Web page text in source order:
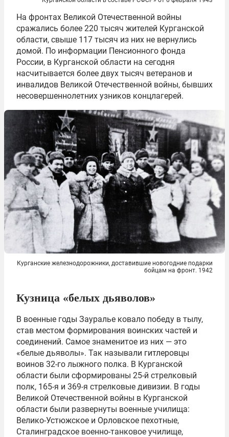
На фронтах Великой Отечественной войны
сражались более 220 тысяч жителей Курганской
области, свыше 117 тысяч из них не вернулись
домой. По информации Пенсионного фонда
России, в Курганской области на сегодня
насчитывается более двух тысяч ветеранов и
инвалидов Великой Отечественной войны, бывших
несовершеннолетних узников концлагерей.
Курганские железнодорожники, доставившие новогодние подарки
бойцам на фронт. 1942
Кузница «белых дьяволов»
В военные годы Зауралье ковало победу в тылу,
став местом формирования воинских частей и
соединений. Самое знаменитое из них — это
«белые дьяволы». Так называли гитлеровцы
воинов 32-го лыжного полка. В Курганской
области были сформированы 25-й стрелковый
полк, 165-я и 369-я стрелковые дивизии. В годы
Великой Отечественной войны в Курганской
области были развернуты военные училища:
Велико-Устюжское и Орловское пехотные,
Сталинградское военно-танковое училище,